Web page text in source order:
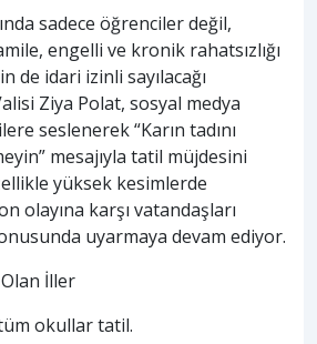
sadece öğrenciler değil,
engelli ve kronik rahatsızlığı
de idari izinli sayılacağı
Ziya Polat, sosyal medya
seslenerek “Karın tadını
mesajıyla tatil müjdesini
yüksek kesimlerde
olayına karşı vatandaşları
uyarmaya devam ediyor.
İller
okullar tatil.